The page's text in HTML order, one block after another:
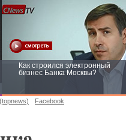
Как строился электронный
бизнес Банка Москвы?
Facebook